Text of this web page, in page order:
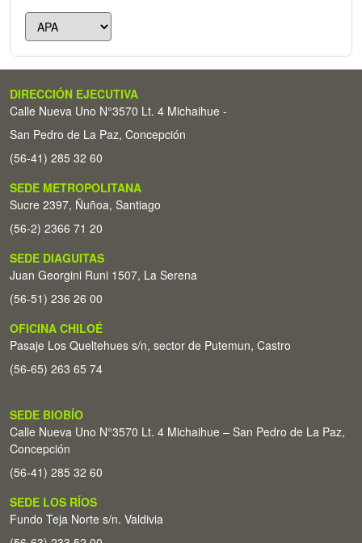
DIRECCIÓN EJECUTIVA
Calle Nueva Uno N°3570 Lt. 4 Michaihue -
San Pedro de La Paz, Concepción
(56-41) 285 32 60
SEDE METROPOLITANA
Sucre 2397, Ñuñoa, Santiago
(56-2) 2366 71 20
SEDE DIAGUITAS
Juan Georgini Runi 1507, La Serena
(56-51) 236 26 00
OFICINA CHILOÉ
Pasaje Los Queltehues s/n, sector de Putemun, Castro
(56-65) 263 65 74
SEDE BIOBÍO
Calle Nueva Uno N°3570 Lt. 4 Michaihue – San Pedro de La Paz,
Concepción
(56-41) 285 32 60
SEDE LOS RÍOS
Fundo Teja Norte s/n. Valdivia